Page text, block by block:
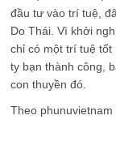
đầu tư vào trí tuệ,
Do Thái. Vì khởi
chỉ có một trí tuệ
ty bạn thành công,
con thuyền đó.
Theo phunuvietnam